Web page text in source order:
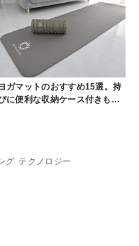
ガマットのおすすめ15選。持
に便利な収納ケース付きも…
グ テクノロジー